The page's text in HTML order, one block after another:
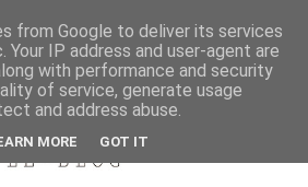
from Google to deliver its services
Your IP address and user-agent are
with performance and security
of service, generate usage
and address abuse.
MORE GOT IT